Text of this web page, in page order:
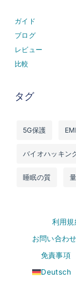
ガイド
ブログ
レビュー
比較
タグ
5G保護
バイオハッキン
睡眠の質
利用規
お問い合わ
免責事項
Deutsch